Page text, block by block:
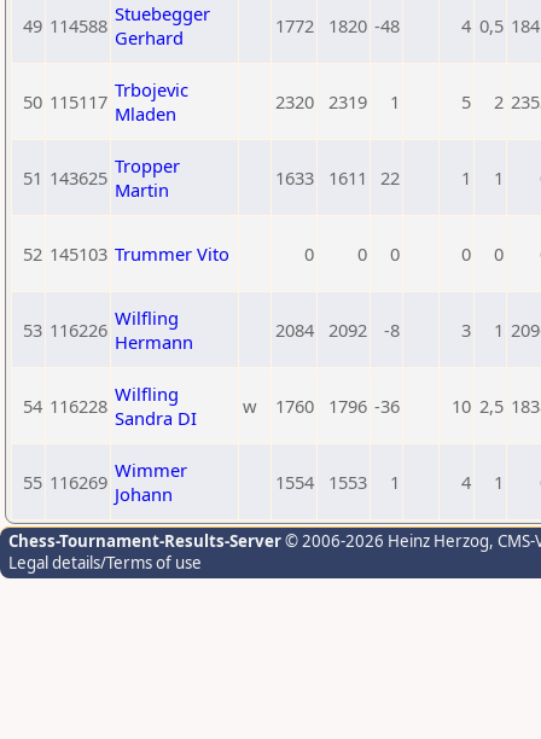
49 114588 Stuebegger
Gerhard
1772 1820 -48 4 0,5
50 115117 Trbojevic
Mladen
2320 2319 1 5 2
51 143625 Tropper
Martin
1633 1611 22 1 1
52 145103 Trummer Vito 0 0 0 0 0
53 116226 Wilfling
Hermann
2084 2092 -8 3 1
54 116228 Wilfling
Sandra DI
w 1760 1796 -36 10 2,5
55 116269 Wimmer
Johann
1554 1553 1 4 1
Chess-Tournament-Results-Server© 2006-2026 Heinz Herzog,
Legal details/Terms of use